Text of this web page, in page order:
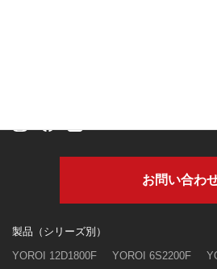
お問い合わ
製品（シリーズ別）
YOROI 12D1800F
YOROI 6S2200F